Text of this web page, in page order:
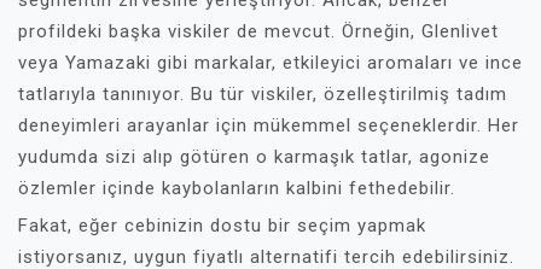
profildeki başka viskiler de mevcut. Örneğin, Glenlivet
veya Yamazaki gibi markalar, etkileyici aromaları ve ince
tatlarıyla tanınıyor. Bu tür viskiler, özelleştirilmiş tadım
deneyimleri arayanlar için mükemmel seçeneklerdir. Her
yudumda sizi alıp götüren o karmaşık tatlar, agonize
özlemler içinde kaybolanların kalbini fethedebilir.
Fakat, eğer cebinizin dostu bir seçim yapmak
istiyorsanız, uygun fiyatlı alternatifi tercih edebilirsiniz.